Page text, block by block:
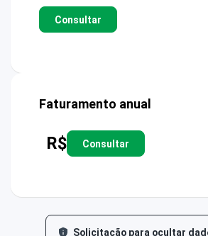
Consultar
Faturamento anual
R$ Consultar
Solicitação para ocultar